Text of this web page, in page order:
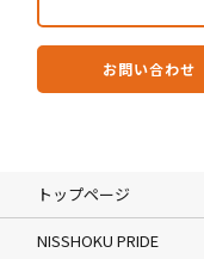
お問い合わせ
トップページ
NISSHOKU PRIDE